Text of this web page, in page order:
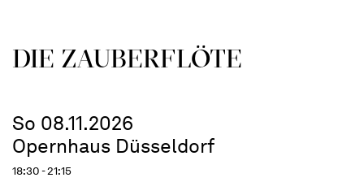
DIE ZAUBER­FLÖTE
So 08.11.2026
Opernhaus Düsseldorf
18:30 - 21:15